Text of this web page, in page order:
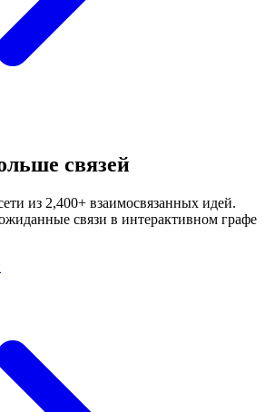
связей
из 2,400+ взаимосвязанных идей.
связи в интерактивном графе